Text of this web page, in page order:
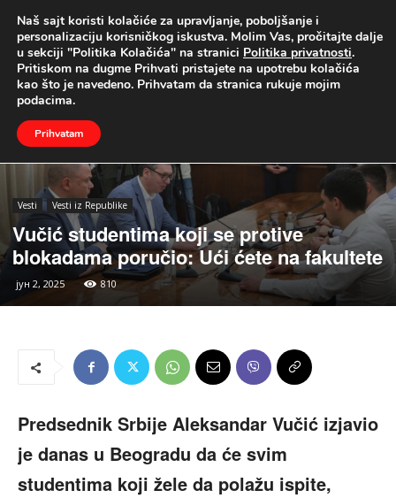
UŽIVO
Naslovna Vesti Vesti iz Republike
Vesti Vesti iz Republike
Vučić studentima koji se protive
blokadama poručio: Ući ćete na fakultete
јун 2, 2025 810
Predsednik Srbije Aleksandar Vučić izjavio
je danas u Beogradu da će svim
studentima koji žele da polažu ispite,
Naš sajt koristi kolačiće za upravljanje, poboljšanje i
personalizaciju korisničkog iskustva. Molim Vas, pročitajte dalje
u sekciji "Politika Kolačića" na stranici Politika privatnosti.
Pritiskom na dugme Prihvati pristajete na upotrebu kolačića
kao što je navedeno. Prihvatam da stranica rukuje mojim
podacima.
Prihvatam